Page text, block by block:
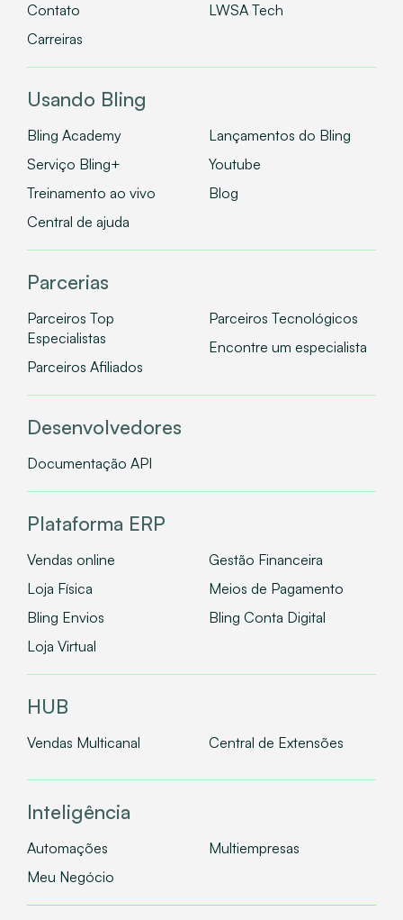
Contato
Carreiras
LWSA Tech
Usando Bling
Bling Academy
Serviço Bling+
Treinamento ao vivo
Central de ajuda
Lançamentos do Bling
Youtube
Blog
Parcerias
Parceiros Top
Especialistas
Parceiros Afiliados
Parceiros Tecnológicos
Encontre um especialista
Desenvolvedores
Documentação API
Plataforma ERP
Vendas online
Loja Física
Bling Envios
Loja Virtual
Gestão Financeira
Meios de Pagamento
Bling Conta Digital
HUB
Vendas Multicanal Central de Extensões
Inteligência
Automações
Meu Negócio
Multiempresas